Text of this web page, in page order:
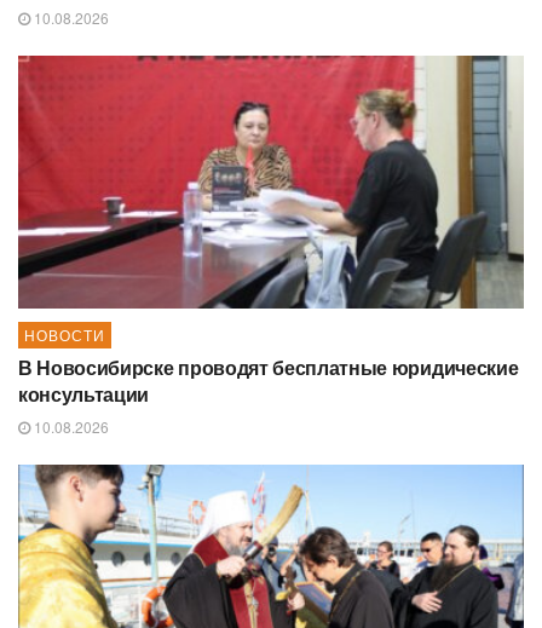
10.08.2026
НОВОСТИ
В Новосибирске проводят бесплатные юридические
консультации
10.08.2026